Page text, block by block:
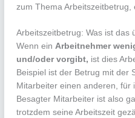
zum Thema Arbeitszeitbetrug,
Arbeitszeitbetrug: Was ist das
Wenn einArbeitnehmer
und/oder vorgibt, ist dies
Beispiel ist der Betrug mit der
Mitarbeiter einen anderen, für
Besagter Mitarbeiter ist also
trotzdem seine Arbeitszeit